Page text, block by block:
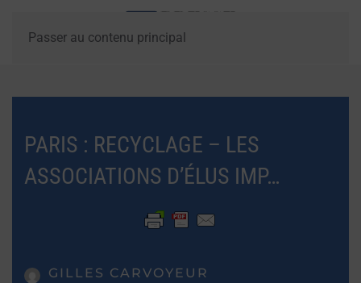
Passer au contenu principal
PARIS : RECYCLAGE – LES
ASSOCIATIONS D’ÉLUS IMP…
GILLES CARVOYEUR